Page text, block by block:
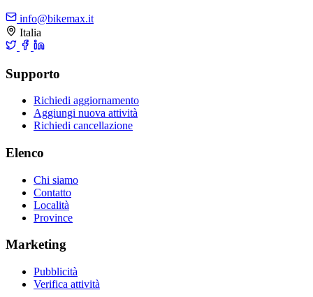
info@bikemax.it
Italia
Supporto
Richiedi aggiornamento
Aggiungi nuova attività
Richiedi cancellazione
Elenco
Chi siamo
Contatto
Località
Province
Marketing
Pubblicità
Verifica attività